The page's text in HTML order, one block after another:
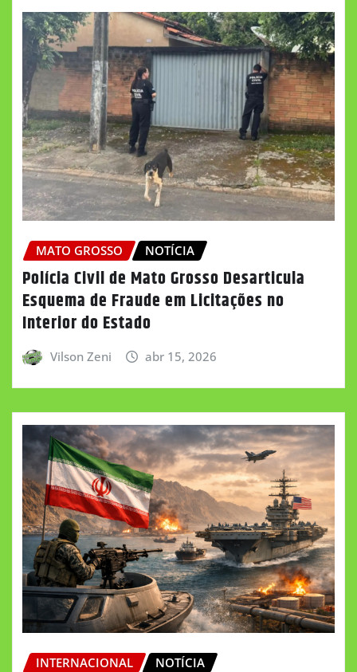
MATO GROSSO NOTÍCIA
Polícia Civil de Mato Grosso Desarticula
Esquema de Fraude em Licitações no
Interior do Estado
Vilson Zeni abr 15, 2026
INTERNACIONAL NOTÍCIA